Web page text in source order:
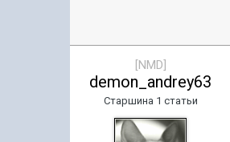
[NMD]
demon_andrey63
Старшина 1 статьи